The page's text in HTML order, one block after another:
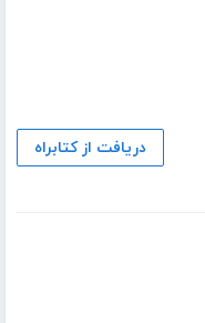
دریافت از کتابراه